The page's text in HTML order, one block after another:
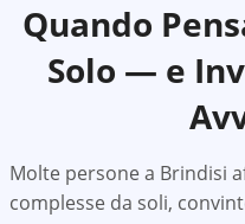
Quando
Solo — e
Molte persone a Brindisi
complesse da soli,